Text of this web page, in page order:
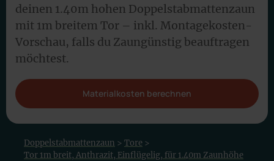
deinen 1.40m hohen Doppelstabmattenzaun
mit 1m breitem Tor – inkl. Montagekosten-
Vorschau, falls du Zaungünstig beauftragen
möchtest.
Materialkosten berechnen
Doppelstabmattenzaun > Tore >
Tor 1m breit, Anthrazit, Einflügelig, für 1.40m Zaunhöhe